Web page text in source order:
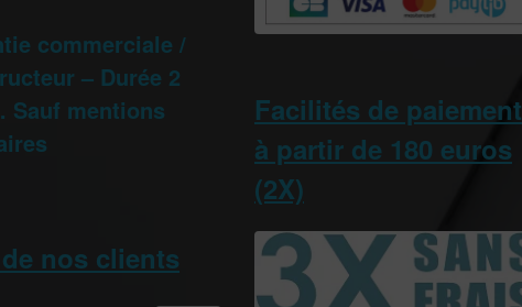
commerciale /
– Durée 2
Sauf mentions
nos clients
Facilités de paiement
à partir de 180 euros
(2X)